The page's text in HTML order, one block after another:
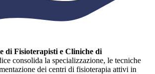
di Fisioterapisti e Cliniche di
consolida la specializzazione, le tecniche
dei centri di fisioterapia attivi in